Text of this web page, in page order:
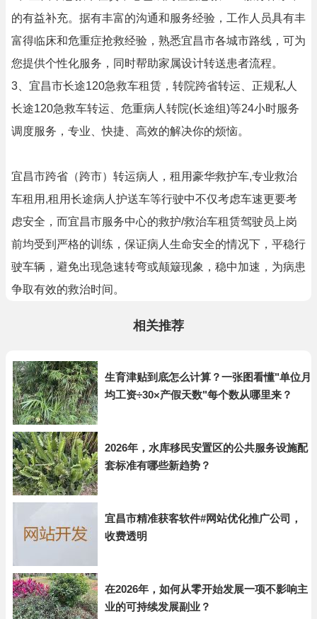
的有益补充。据有丰富的沟通和服务经验，工作人员具有丰
富得临床和危重症抢救经验，熟悉宜昌市各城市路线，可为
您提供个性化服务，同时帮助家属设计转送患者流程。
3、宜昌市长途120急救车租赁，转院跨省转运、正规私人
长途120急救车转运、危重病人转院(长途组)等24小时服务
调度服务，专业、快捷、高效的解决你的烦恼。
宜昌市跨省（跨市）转运病人，租用豪华救护车,专业救治
车租用,租用长途病人护送车等行驶中不仅考虑车速更要考
虑安全，而宜昌市服务中心的救护/救治车租赁驾驶员上岗
前均受到严格的训练，保证病人生命安全的情况下，平稳行
驶车辆，避免出现急速转弯或颠簸现象，稳中加速，为病患
争取有效的救治时间。
相关推荐
生育津贴到底怎么计算？一张图看懂"单位月
均工资÷30×产假天数"每个数从哪里来？
2026年，水库移民安置区的公共服务设施配
套标准有哪些新趋势？
宜昌市精准获客软件#网站优化推广公司，
收费透明
在2026年，如何从零开始发展一项不影响主
业的可持续发展副业？